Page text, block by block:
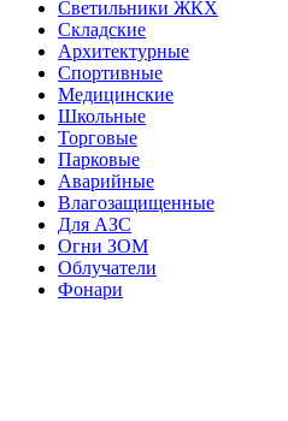
Cветильники ЖКХ
Складские
Архитектурные
Спортивные
Медицинские
Школьные
Торговые
Парковые
Аварийные
Влагозащищенные
Для АЗС
Огни ЗОМ
Облучатели
Фонари